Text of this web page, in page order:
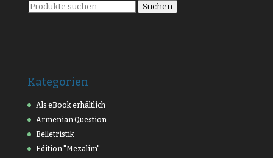
Suche
nach:
Suchen
Kategorien
Als eBook erhältlich
Armenian Question
Belletristik
Edition "Mezalim"